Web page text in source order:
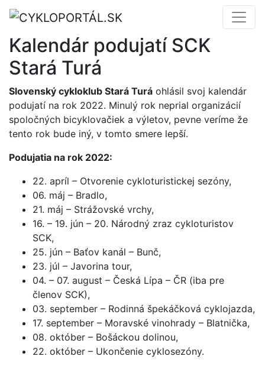
Kalendár podujatí SCK
Stará Turá
Slovenský cykloklub Stará Turá ohlásil svoj kalendár
podujatí na rok 2022. Minulý rok neprial organizácií
spoločných bicyklovačiek a výletov, pevne veríme že
tento rok bude iný, v tomto smere lepší.
Podujatia na rok 2022:
22. apríl – Otvorenie cykloturistickej sezóny,
06. máj – Bradlo,
21. máj – Strážovské vrchy,
16. – 19. jún – 20. Národný zraz cykloturistov
SCK,
25. jún – Baťov kanál – Bunč,
23. júl – Javorina tour,
04. – 07. august – Česká Lípa – ČR (iba pre
členov SCK),
03. september – Rodinná špekáčková cyklojazda,
17. september – Moravské vinohrady – Blatnička,
08. október – Bošáckou dolinou,
22. október – Ukončenie cyklosezóny.